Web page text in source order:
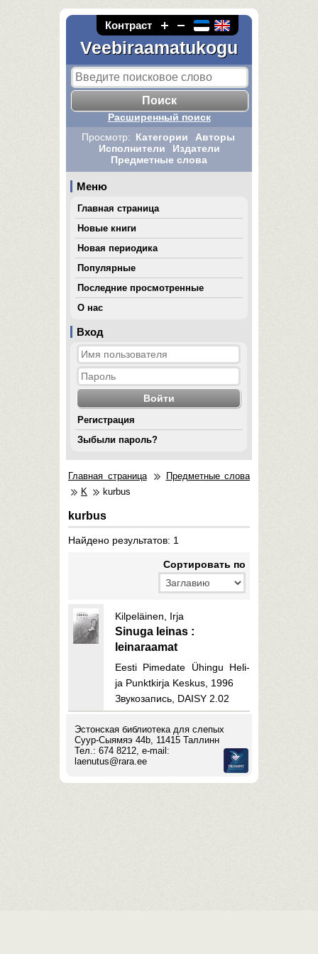
Контраст
Veebiraamatukogu
Вход
Регистрация
Зыбыли пароль?
Расширенный поиск
Просмотр: Категории
Авторы
Исполнители
Издатели
Предметные слова
Меню
Главная страница
Новые книги
Новая периодика
Популярные
Последние просмотренные
О нас
Главная страница
Предметные слова
K
kurbus
kurbus
Найдено результатов: 1
Cортировать по
Kilpeläinen, Irja
Sinuga leinas :
leinaraamat
Eesti Pimedate Ühingu Heli-
ja Punktkirja Keskus, 1996
Звукозапись, DAISY 2.02
Эстонская библиотека для слепых
Суур-Сыямяэ 44b, 11415 Таллинн
Тел.: 674 8212, e-mail:
laenutus@rara.ee